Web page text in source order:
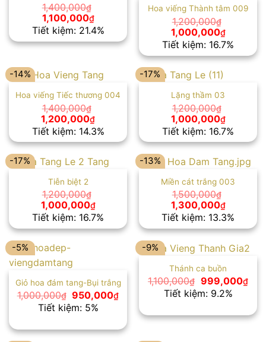
1,400,000₫
Giá
gốc
là:
1,400,000₫.
1,100,000₫Giá
hiện
tại
là:
1,100,000₫.
Tiết kiệm: 21.4%
Hoa viếng Thành tâm 009
1,200,000₫
Giá
gốc
là:
1,200,000₫.
1,000,000₫Giá
hiện
tại
là:
Tiết kiệm: 16.7%
-14%
Hoa viếng Tiếc thương 004
1,400,000₫
Giá
gốc
là:
1,400,000₫.
1,200,000₫Giá
hiện
tại
là:
1,200,000₫.
Tiết kiệm: 14.3%
-17%
Lặng thầm 03
1,200,000₫
Giá
gốc
là:
1,200,000₫.
1,000,000₫Giá
hiện
tại
là:
Tiết kiệm: 16.7%
-17%
Tiễn biệt 2
1,200,000₫
Giá
gốc
là:
1,200,000₫.
1,000,000₫Giá
hiện
tại
là:
1,000,000₫.
Tiết kiệm: 16.7%
-13%
Miền cát trắng 003
1,500,000₫
Giá
gốc
là:
1,500,000₫.
1,300,000₫Giá
hiện
tại
là:
Tiết kiệm: 13.3%
-5%
Giỏ hoa đám tang-Bụi trắng
1,000,000₫ Giá
gốc
là:
950,000₫Giá
là:
950,000₫.
Tiết kiệm: 5%
-9%
Thánh ca buồn
1,100,000₫ Giá
gốc
là:
999,000₫Giá
hiện
là:
Tiết kiệm: 9.2%